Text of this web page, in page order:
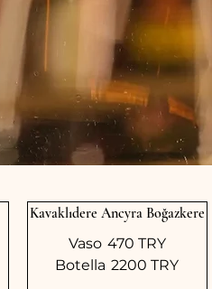
Kavaklıdere Ancyra Boğazkere
Vaso 470 TRY
Botella 2200 TRY